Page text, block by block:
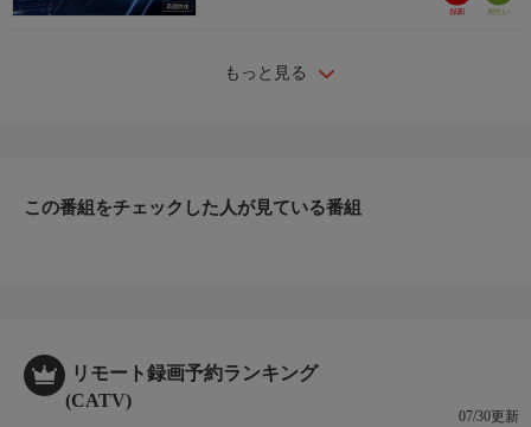
もっと見る
この番組をチェックした人が見ている番組
リモート録画予約ランキング
(CATV)
07/30更新